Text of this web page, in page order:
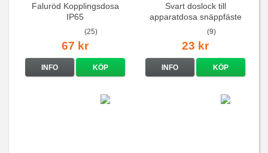
Faluröd Kopplingsdosa
IP65
(25)
67 kr
INFO KÖP
Svart doslock till
apparatdosa snäppfäste
(9)
23 kr
INFO KÖP